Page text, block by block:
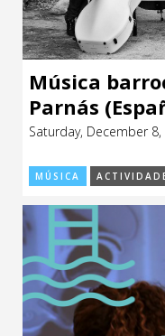
Música
Parnás
Saturday, December 8,
MÚSICA